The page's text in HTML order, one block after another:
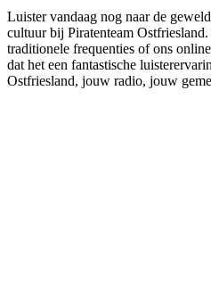
Luister vandaag nog naar de
cultuur bij Piratenteam
traditionele frequenties of ons
dat het een fantastische
Ostfriesland, jouw radio, jouw